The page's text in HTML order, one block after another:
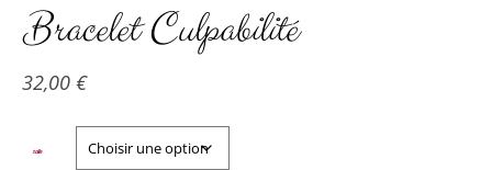
Bracelet Culpabilité
32,00 €
taille